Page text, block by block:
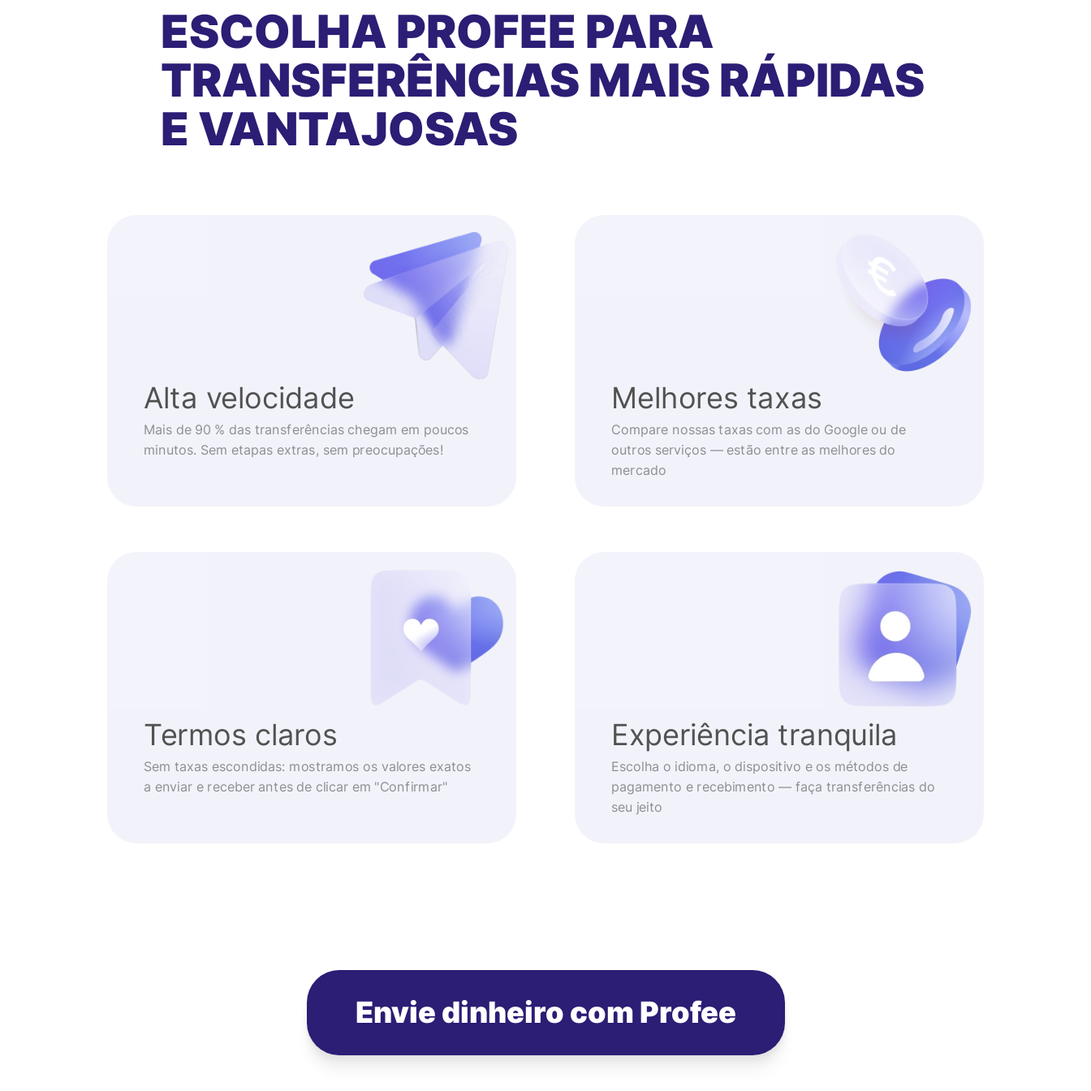
ESCOLHA PROFEE PARA
TRANSFERÊNCIAS MAIS RÁPIDAS
E VANTAJOSAS
Alta velocidade
Mais de 90 % das transferências chegam em poucos
minutos. Sem etapas extras, sem preocupações!
Melhores taxas
Compare nossas taxas com as do Google ou de
outros serviços — estão entre as melhores do
mercado
Termos claros
Sem taxas escondidas: mostramos os valores exatos
a enviar e receber antes de clicar em "Confirmar"
Experiência tranquila
Escolha o idioma, o dispositivo e os métodos de
pagamento e recebimento — faça transferências do
seu jeito
Envie dinheiro com Profee